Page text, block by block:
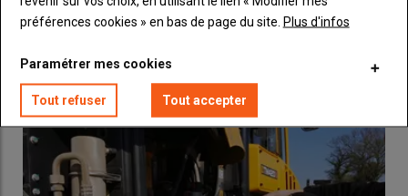
Obligatoire sur les véhicules poids lourds àmoteur diesel
apparition sur les voitures diesel dès 2014. Depuis 2019, les
aussi veiller à réduire leurs émissions de NOx en ayant recours
au SCR et à l’AdBlue. Tous les nouveaux modèles de tracteurs
sont ainsi équipés d’un petit réservoir d’AdBlue avec un
bouchon bleu.
LES PLUS LUS
préférences cookies » en bas de page du site. Plus d'infos
Paramétrer mes cookies
Tout refuser Tout accepter